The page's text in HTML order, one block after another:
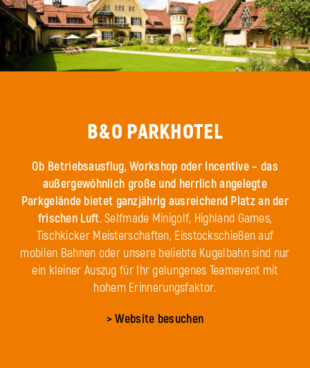
B&O PARKHOTEL
Ob Betriebsausflug, Workshop oder Incentive – das
außergewöhnlich große und herrlich angelegte
Parkgelände bietet ganzjährig ausreichend Platz an der
frischen Luft.Selfmade Minigolf, Highland Games,
Tischkicker Meisterschaften, Eisstockschießen auf
mobilen Bahnen oder unsere beliebte Kugelbahn sind nur
ein kleiner Auszug für Ihr gelungenes Teamevent mit
hohem Erinnerungsfaktor.
> Website besuchen